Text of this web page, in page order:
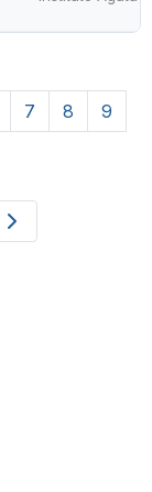
7 8
9